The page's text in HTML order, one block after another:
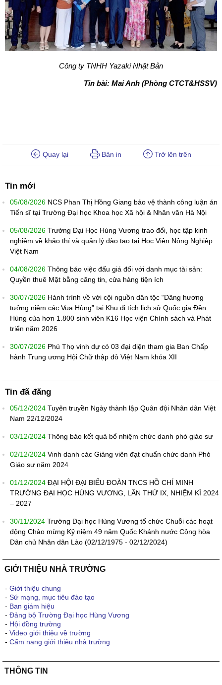
Công ty TNHH Yazaki Nhật Bản
Tin bài: Mai Anh (Phòng CTCT&HSSV)
Quay lại Bản in Trở lên trên
Tin mới
05/08/2026 NCS Phan Thị Hồng Giang bảo vệ thành công luận án
Tiến sĩ tại Trường Đại học Khoa học Xã hội & Nhân văn Hà Nội
05/08/2026 Trường Đại Học Hùng Vương trao đổi, học tập kinh
nghiệm về khảo thí và quản lý đào tạo tại Học Viện Nông Nghiệp
Việt Nam
04/08/2026 Thông báo việc đấu giá đối với danh mục tài sản:
Quyền thuê Mặt bằng căng tin, cửa hàng tiện ích
30/07/2026 Hành trình về với cội nguồn dân tộc “Dâng hương
tưởng niệm các Vua Hùng” tại Khu di tích lịch sử Quốc gia Đền
Hùng của hơn 1.800 sinh viên K16 Học viện Chính sách và Phát
triển năm 2026
30/07/2026 Phú Thọ vinh dự có 03 đại diện tham gia Ban Chấp
hành Trung ương Hội Chữ thập đỏ Việt Nam khóa XII
Tin đã đăng
05/12/2024 Tuyên truyền Ngày thành lập Quân đội Nhân dân Việt
Nam 22/12/2024
03/12/2024 Thông báo kết quả bổ nhiệm chức danh phó giáo sư
02/12/2024 Vinh danh các Giảng viên đạt chuẩn chức danh Phó
Giáo sư năm 2024
01/12/2024 ĐẠI HỘI ĐẠI BIỂU ĐOÀN TNCS HỒ CHÍ MINH
TRƯỜNG ĐẠI HỌC HÙNG VƯƠNG, LẦN THỨ IX, NHIỆM KÌ 2024
– 2027
30/11/2024 Trường Đại học Hùng Vương tổ chức Chuỗi các hoạt
động Chào mừng Kỷ niệm 49 năm Quốc Khánh nước Cộng hòa
Dân chủ Nhân dân Lào (02/12/1975 - 02/12/2024)
GIỚI THIỆU NHÀ TRƯỜNG
- Giới thiệu chung
- Sứ mạng, mục tiêu đào tạo
- Ban giám hiệu
- Đảng bộ Trường Đại học Hùng Vương
- Hội đồng trường
- Video giới thiệu về trường
- Cẩm nang giới thiệu nhà trường
THÔNG TIN